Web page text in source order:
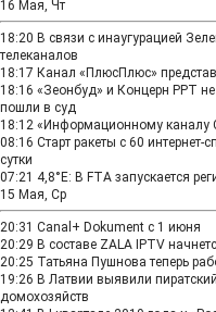
16 Мая, Чт
18:20 В связи с инаугурацией
телеканалов
18:17 Канал «ПлюсПлюс»
18:16 «Зеонбуд» и Концерн РРТ
пошли в суд
18:12 «Информационному каналу
08:16 Старт ракеты с 60 интернет-
сутки
07:21 4,8°E: В FTA запускается
15 Мая, Ср
20:31 Canal+ Dokument с 1 июня
20:29 В составе ZALA IPTV
20:25 Татьяна Пушнова теперь
19:26 В Латвии выявили
домохозяйств